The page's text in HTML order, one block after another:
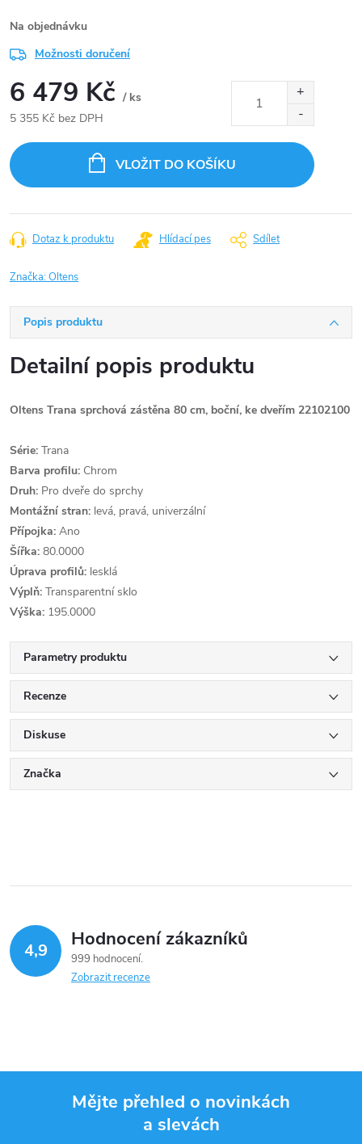
Na objednávku
Možnosti doručení
6 479 Kč / ks
5 355 Kč bez DPH
cena:
VLOŽIT DO KOŠÍKU
Dotaz k produktu Hlídací pes Sdílet
Značka:Oltens
Popis produktu
Detailní popis produktu
Oltens Trana sprchová zástěna 80 cm, boční, ke dveřím 22102100
Série: Trana
Barva profilu: Chrom
Druh: Pro dveře do sprchy
Montážní stran: levá, pravá, univerzální
Přípojka: Ano
Šířka: 80.0000
Úprava profilů: lesklá
Výplň: Transparentní sklo
Výška: 195.0000
Parametry produktu
Recenze
Diskuse
Značka
4,9 Hodnocení zákazníků
999 hodnocení
Zobrazit recenze
Mějte přehled o novinkách
a slevách